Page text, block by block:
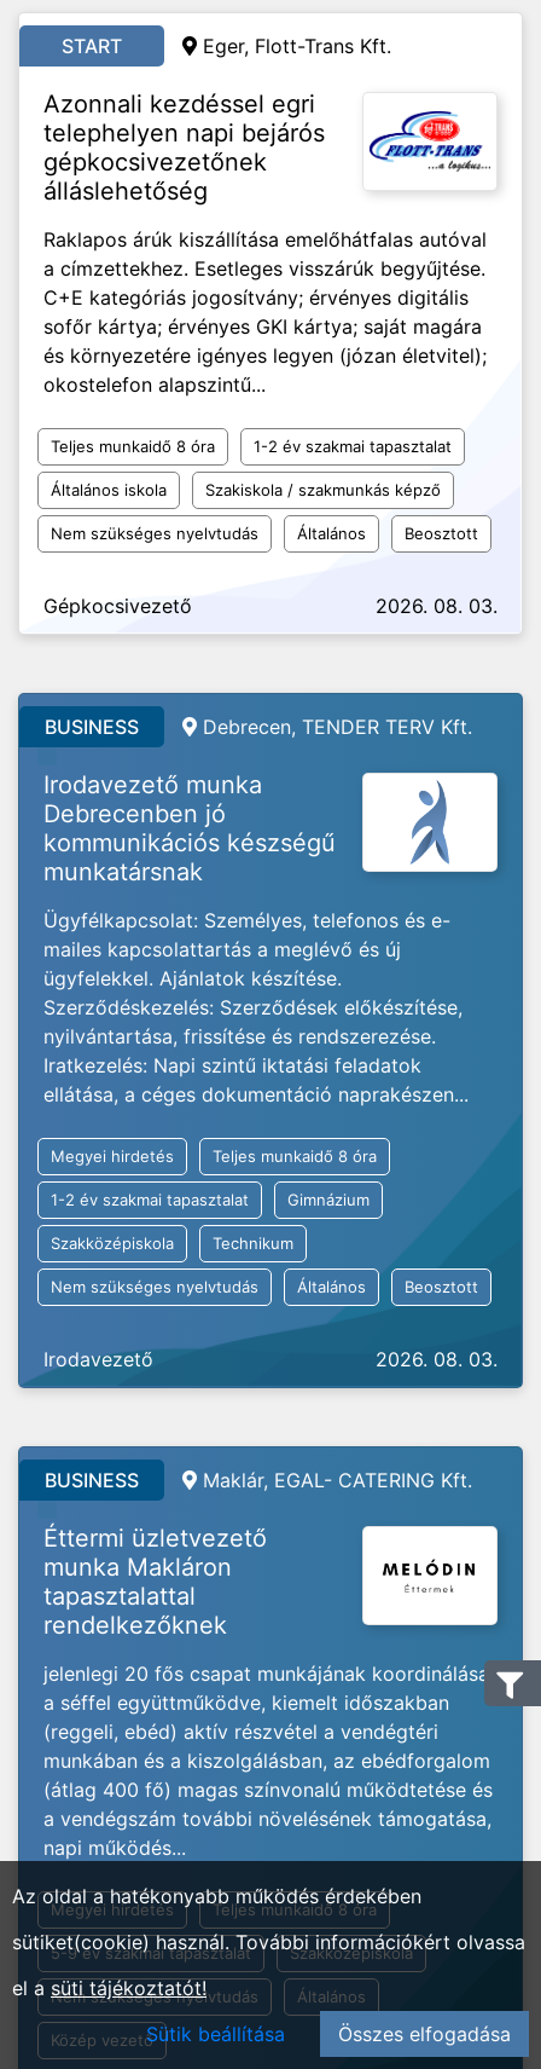
START Eger, Flott-Trans Kft.
Azonnali kezdéssel egri
telephelyen napi bejárós
gépkocsivezetőnek
álláslehetőség
Raklapos árúk kiszállítása emelőhátfalas autóval
a címzettekhez. Esetleges visszárúk begyűjtése.
C+E kategóriás jogosítvány; érvényes digitális
sofőr kártya; érvényes GKI kártya; saját magára
és környezetére igényes legyen (józan életvitel);
okostelefon alapszintű...
Teljes munkaidő 8 óra 1-2 év szakmai tapasztalat
Általános iskola Szakiskola / szakmunkás képző
Nem szükséges nyelvtudás Általános Beosztott
Gépkocsivezető 2026. 08. 03.
BUSINESS Debrecen, TENDER TERV Kft.
Irodavezető munka
Debrecenben jó
kommunikációs készségű
munkatársnak
Ügyfélkapcsolat: Személyes, telefonos és e-
mailes kapcsolattartás a meglévő és új
ügyfelekkel. Ajánlatok készítése.
Szerződéskezelés: Szerződések előkészítése,
nyilvántartása, frissítése és rendszerezése.
Iratkezelés: Napi szintű iktatási feladatok
ellátása, a céges dokumentáció naprakészen...
Megyei hirdetés Teljes munkaidő 8 óra
1-2 év szakmai tapasztalat Gimnázium
Szakközépiskola Technikum
Nem szükséges nyelvtudás Általános Beosztott
Irodavezető 2026. 08. 03.
BUSINESS Maklár, EGAL- CATERING Kft.
Éttermi üzletvezető
munka Makláron
tapasztalattal
rendelkezőknek
jelenlegi 20 fős csapat munkájának koordinálása
a séffel együttműködve, kiemelt időszakban
(reggeli, ebéd) aktív részvétel a vendégtéri
munkában és a kiszolgálásban, az ebédforgalom
(átlag 400 fő) magas színvonalú működtetése és
a vendégszám további növelésének támogatása,
napi működés...
Megyei hirdetés Teljes munkaidő 8 óra
5-9 év szakmai tapasztalat Szakközépiskola
Nem szükséges nyelvtudás Általános
Közép vezető
Az oldal a hatékonyabb működés érdekében
sütiket(cookie) használ. További információkért olvassa
el a süti tájékoztatót!
Sütik beállítása
Összes elfogadása